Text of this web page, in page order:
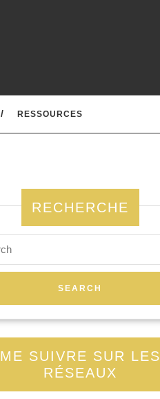
RESSOURCES
RECHERCHE
ME SUIVRE SUR LES
RÉSEAUX